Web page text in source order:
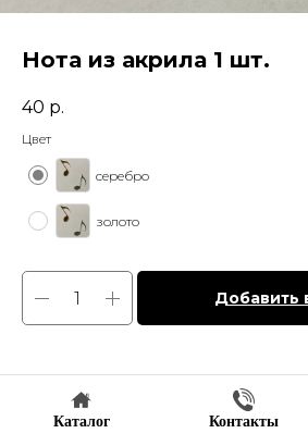
Нота из акрила 1 шт.
40 р.
Цвет
серебро
золото
Добавить
Каталог Контакты